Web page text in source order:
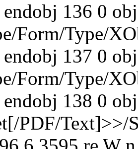
endobj 136 0 obj
Form/Type/
endobj 137 0 obj
Form/Type/
endobj 138 0 obj
PDF/Text]>>/